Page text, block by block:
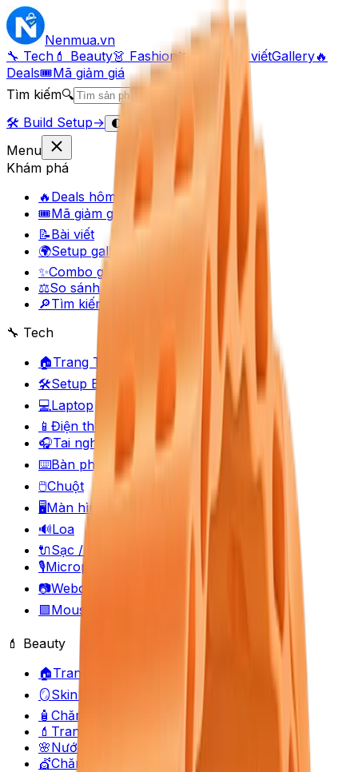
Nenmua.vn
🔧 Tech 💄 Beauty👗 Fashion🏃 Sport Bài viếtGallery🔥
Deals🎟Mã giảm giá
Tìm kiếm🔍
🛠️ Build Setup→ 🌓
Menu
Khám phá
🔥 Deals hôm nay
🎟Mã giảm giá
📝Bài viết
🌍Setup gallery
✨Combo gợi ý
⚖️So sánh
🔎Tìm kiếm
🔧 Tech
🏠Trang Tech
🛠️Setup Builder
💻Laptop
📱 Điện thoại
🎧Tai nghe
⌨️Bàn phím
🖱️Chuột
🖥️Màn hình
🔊Loa
🔌Sạc / Pin / Cáp
🎙️Microphone
📷Webcam
🟪Mousepad
💄 Beauty
🏠Trang Beauty
🪞Skin Quiz
🧴 Chăm sóc da
💄 Trang điểm
🌸Nước hoa
💇Chăm sóc tóc